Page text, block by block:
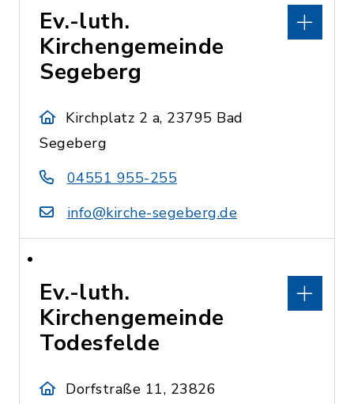
Ev.-luth.
Kirchengemeinde
Segeberg
Kirchplatz 2 a, 23795 Bad
Segeberg
04551 955-255
info@kirche-segeberg.de
Ev.-luth.
Kirchengemeinde
Todesfelde
Dorfstraße 11, 23826